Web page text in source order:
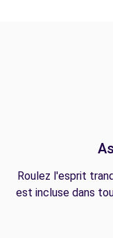
Roulez l'esprit
est incluse dans